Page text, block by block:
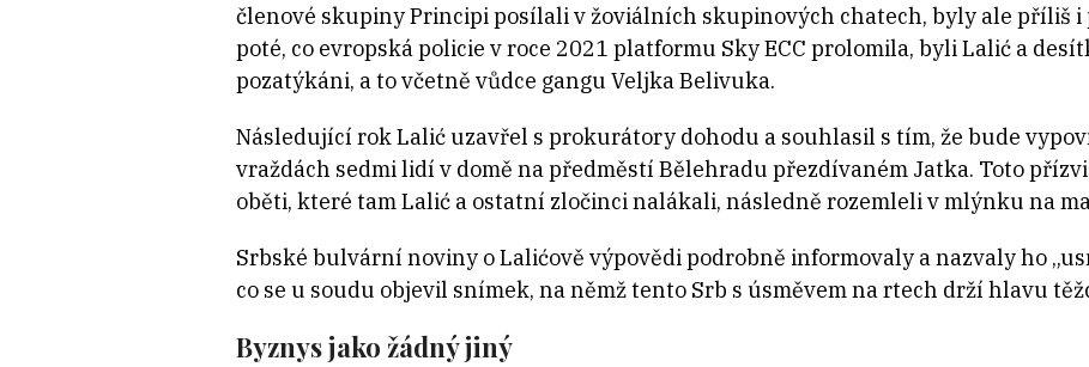
členové skupiny Principi posílali v žoviálních skupinových chatech, byly ale příliš i
poté, co evropská policie v roce 2021 platformu Sky ECC prolomila, byli Lalić a
pozatýkáni, a to včetně vůdce gangu Veljka Belivuka.
Následující rok Lalić uzavřel s prokurátory dohodu a souhlasil s tím, že bude
vraždách sedmi lidí v domě na předměstí Bělehradu přezdívaném Jatka. Toto
oběti, které tam Lalić a ostatní zločinci nalákali, následně rozemleli v mlýnku na
Srbské bulvární noviny o Lalićově výpovědi podrobně informovaly a nazvaly ho
co se u soudu objevil snímek, na němž tento Srb s úsměvem na rtech drží hlavu
Byznys jako žádný jiný